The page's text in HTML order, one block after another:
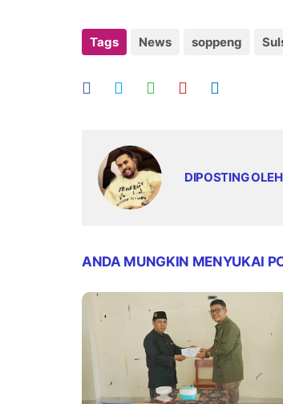
Tags News soppeng
DIPOSTING OLEH
ANDA MUNGKIN MENYUKAI